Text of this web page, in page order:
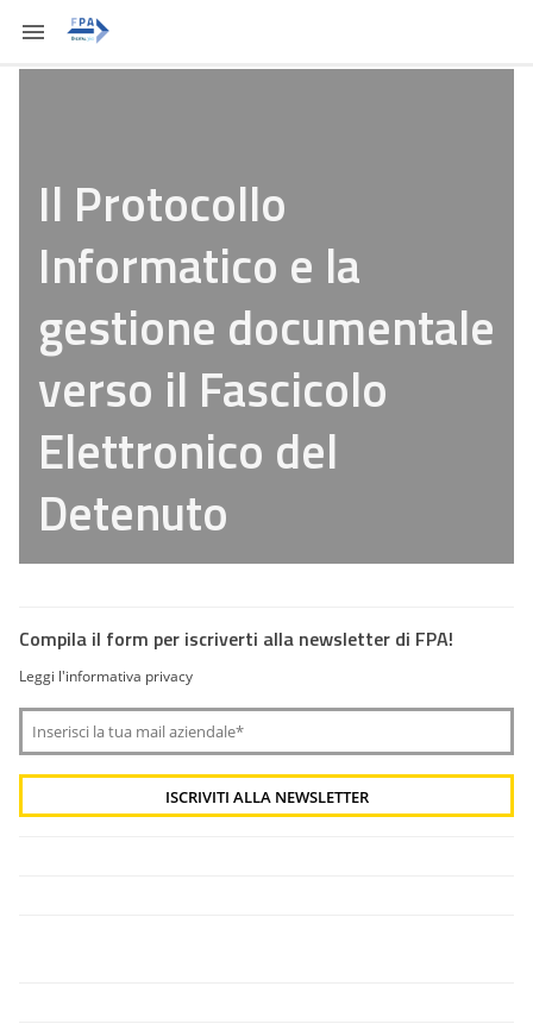
Il Protocollo
Informatico e la
gestione documentale
verso il Fascicolo
Elettronico del
Detenuto
Compila il form per iscriverti alla newsletter di FPA!
Leggi l'informativa privacy